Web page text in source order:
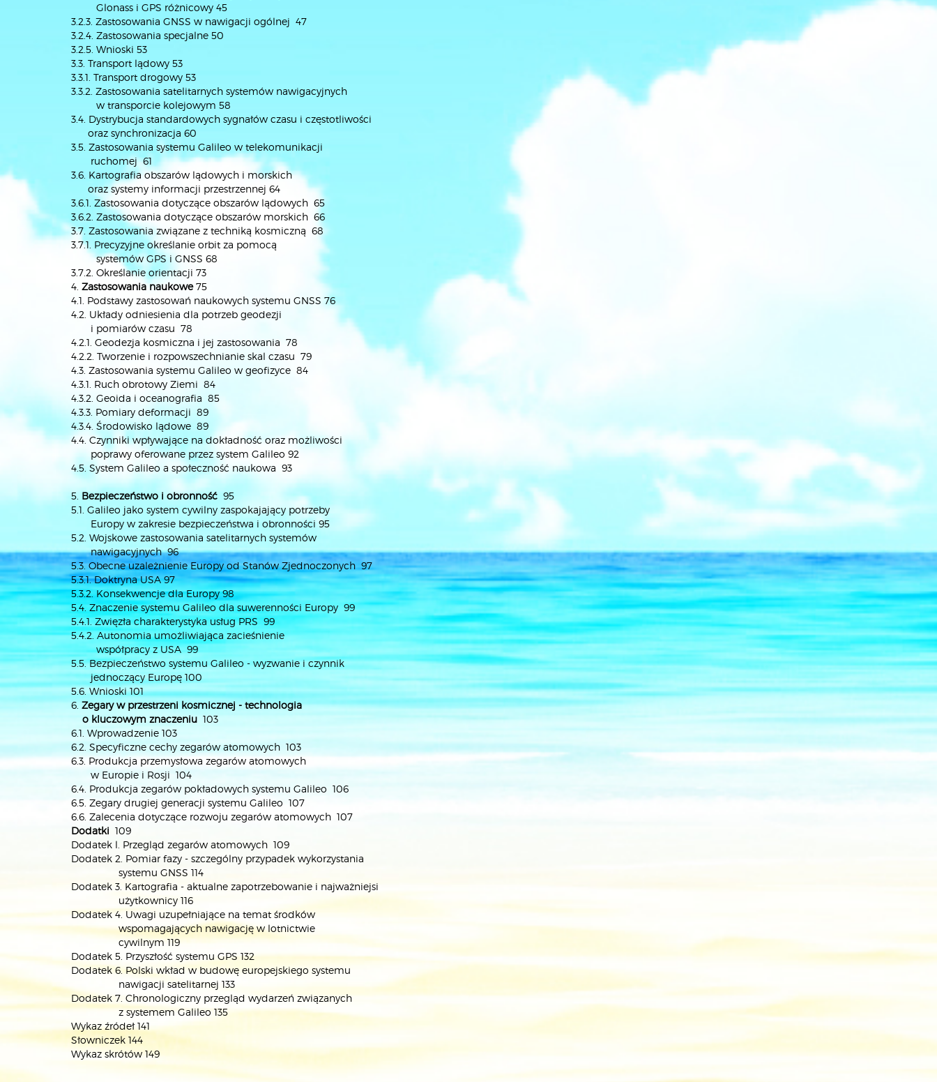
Glonass i GPS różnicowy 45
3.2.3. Zastosowania GNSS w nawigacji ogólnej 47
3.2.4. Zastosowania specjalne 50
3.2.5. Wnioski 53
3.3. Transport lądowy 53
3.3.1. Transport drogowy 53
3.3.2. Zastosowania satelitarnych systemów nawigacyjnych
w transporcie kolejowym 58
3.4. Dystrybucja standardowych sygnałów czasu i częstotliwości
oraz synchronizacja 60
3.5. Zastosowania systemu Galileo w telekomunikacji
ruchomej 61
3.6. Kartografia obszarów lądowych i morskich
oraz systemy informacji przestrzennej 64
3.6.1. Zastosowania dotyczące obszarów lądowych 65
3.6.2. Zastosowania dotyczące obszarów morskich 66
3.7. Zastosowania związane z techniką kosmiczną 68
3.7.1. Precyzyjne określanie orbit za pomocą
systemów GPS i GNSS 68
3.7.2. Określanie orientacji 73
4. Zastosowania naukowe75
4.1. Podstawy zastosowań naukowych systemu GNSS 76
4.2. Układy odniesienia dla potrzeb geodezji
i pomiarów czasu 78
4.2.1. Geodezja kosmiczna i jej zastosowania 78
4.2.2. Tworzenie i rozpowszechnianie skal czasu 79
4.3. Zastosowania systemu Galileo w geofizyce 84
4.3.1. Ruch obrotowy Ziemi 84
4.3.2. Geoida i oceanografia 85
4.3.3. Pomiary deformacji 89
4.3.4. Środowisko lądowe 89
4.4. Czynniki wpływające na dokładność oraz możliwości
poprawy oferowane przez system Galileo 92
4.5. System Galileo a społeczność naukowa 93
5. Bezpieczeństwo i obronność 95
5.1. Galileo jako system cywilny zaspokajający potrzeby
Europy w zakresie bezpieczeństwa i obronności 95
5.2. Wojskowe zastosowania satelitarnych systemów
nawigacyjnych 96
5.3. Obecne uzależnienie Europy od Stanów Zjednoczonych 97
5.3.1. Doktryna USA 97
5.3.2. Konsekwencje dla Europy 98
5.4. Znaczenie systemu Galileo dla suwerenności Europy 99
5.4.1. Zwięzła charakterystyka usług PRS 99
5.4.2. Autonomia umożliwiająca zacieśnienie
współpracy z USA 99
5.5. Bezpieczeństwo systemu Galileo - wyzwanie i czynnik
jednoczący Europę 100
5.6. Wnioski 101
6.Zegary w przestrzeni kosmicznej - technologia
o kluczowym znaczeniu 103
6.1. Wprowadzenie 103
6.2. Specyficzne cechy zegarów atomowych 103
6.3. Produkcja przemysłowa zegarów atomowych
w Europie i Rosji 104
6.4. Produkcja zegarów pokładowych systemu Galileo 106
6.5. Zegary drugiej generacji systemu Galileo 107
6.6. Zalecenia dotyczące rozwoju zegarów atomowych 107
Dodatki 109
Dodatek l. Przegląd zegarów atomowych 109
Dodatek 2. Pomiar fazy - szczególny przypadek wykorzystania
systemu GNSS 114
Dodatek 3. Kartografia - aktualne zapotrzebowanie i najważniejsi
użytkownicy 116
Dodatek 4. Uwagi uzupełniające na temat środków
wspomagających nawigację w lotnictwie
cywilnym 119
Dodatek 5. Przyszłość systemu GPS 132
Dodatek 6. Polski wkład w budowę europejskiego systemu
nawigacji satelitarnej 133
Dodatek 7. Chronologiczny przegląd wydarzeń związanych
z systemem Galileo 135
Wykaz źródeł 141
Słowniczek 144
Wykaz skrótów 149